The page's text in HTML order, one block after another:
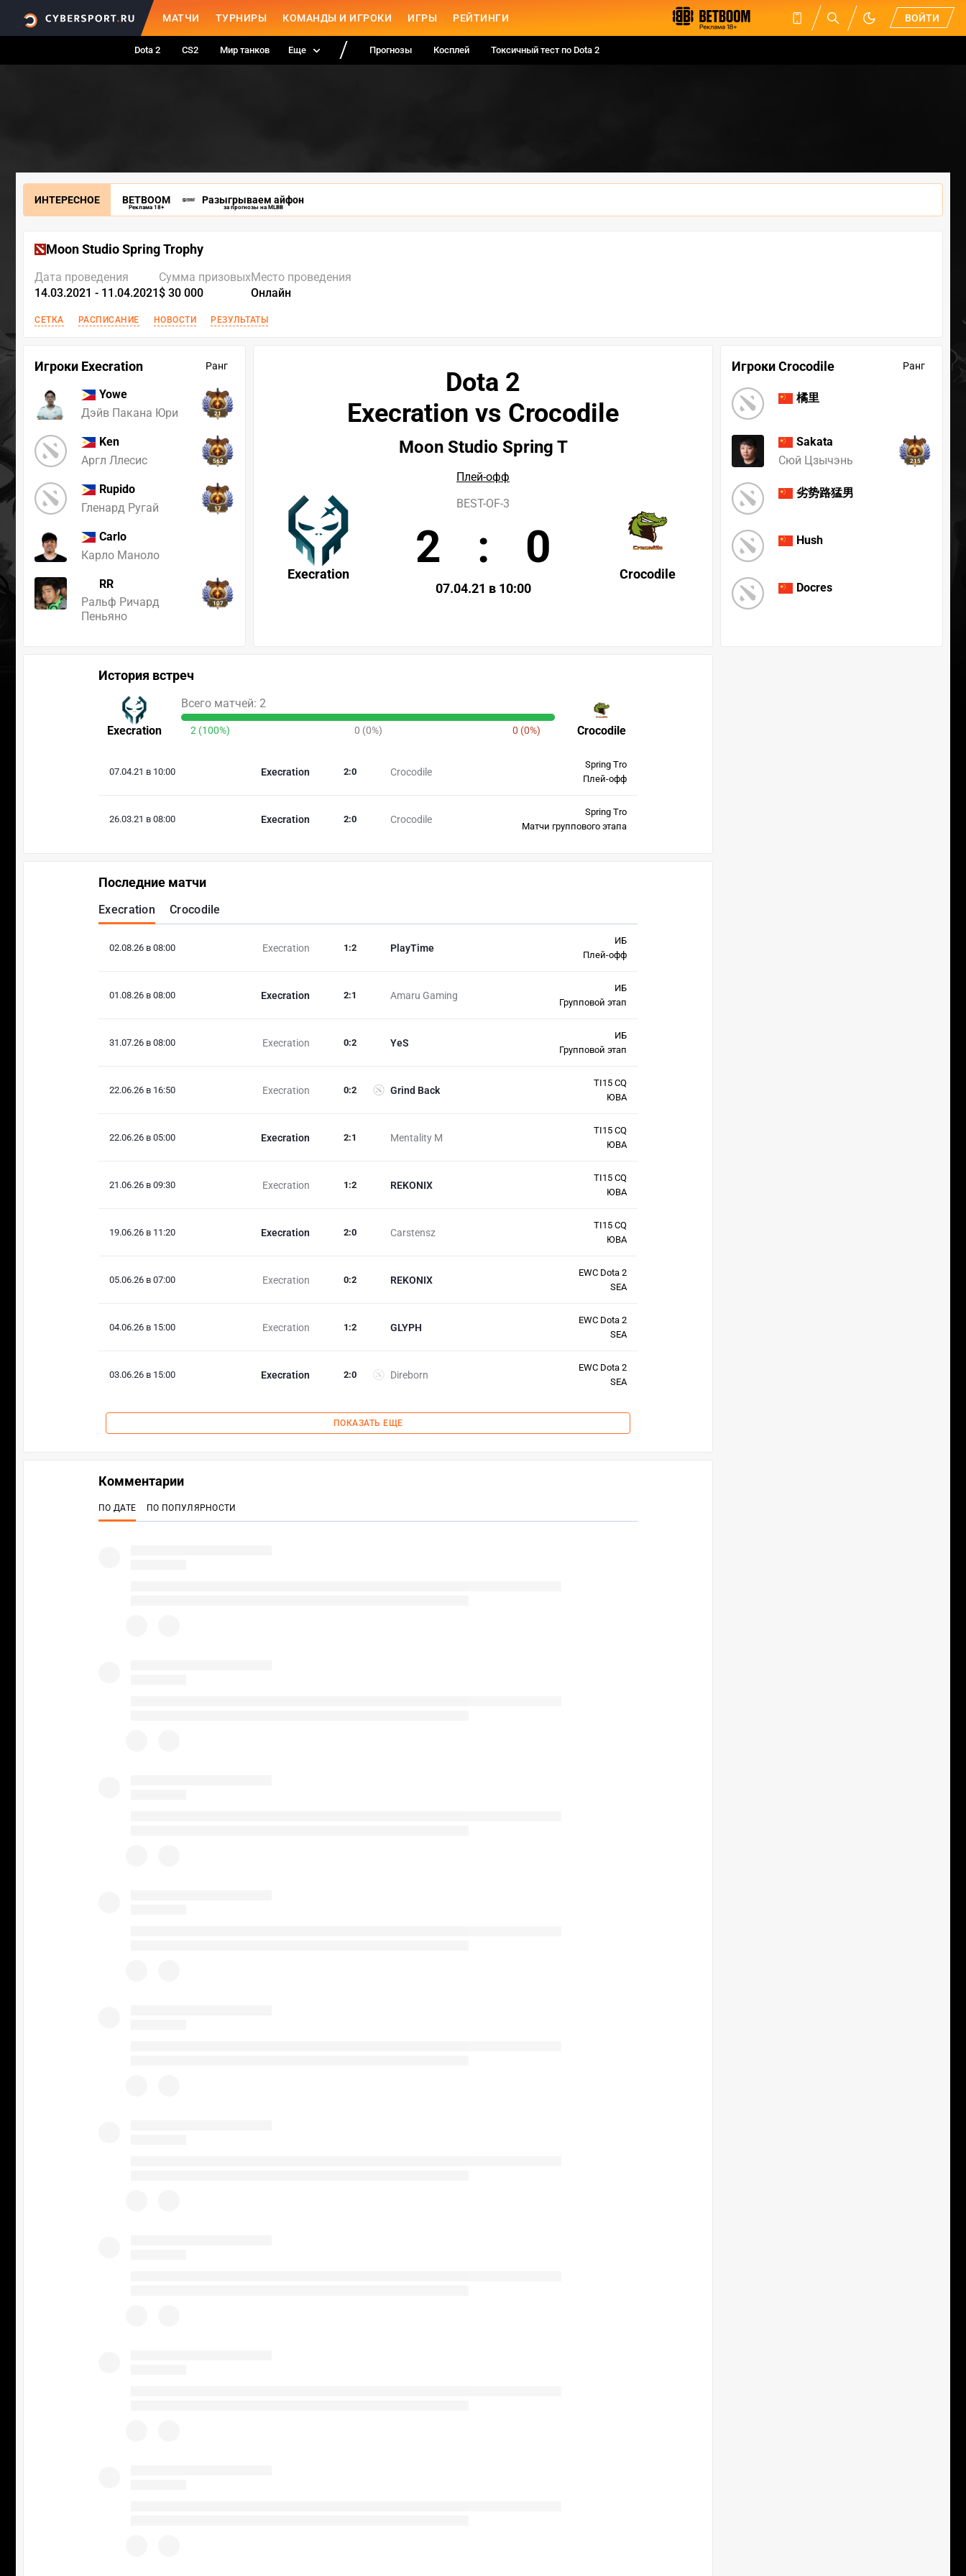
МАТЧИ ТУРНИРЫ КОМАНДЫ И ИГРОКИ ИГРЫ РЕЙТИНГИ ВОЙТИ
Dota 2 CS2 Мир танков Еще Прогнозы Косплей Токсичный тест по Dota 2
ИНТЕРЕСНОЕ BETBOOM
Реклама 18+
Разыгрываем айфон
за прогнозы на MLBB
Moon Studio Spring Trophy
Дата проведения
14.03.2021 - 11.04.2021
Сумма призовых
$ 30 000
Место проведения
Онлайн
СЕТКА РАСПИСАНИЕ НОВОСТИ РЕЗУЛЬТАТЫ
Игроки Execration Ранг
Yowe
Дэйв Пакана Юри
21
Ken
Аргл Ллесис
562
Rupido
Гленард Ругай
17
Carlo
Карло Маноло
RR
Ральф Ричард
Пеньяно
107
Игроки Crocodile Ранг
橘里
Sakata
Сюй Цзычэнь
215
劣势路猛男
Hush
Docres
Dota 2
Execration vs Crocodile
Moon Studio Spring T
Плей-офф
Execration Crocodile
BEST-OF-3
2 : 0
07.04.21 в 10:00
История встреч
Execration Crocodile
Всего матчей: 2
2 (100%) 0 (0%) 0 (0%)
07.04.21 в 10:00 Execration Crocodile
2:0
Spring Tro
Плей-офф
26.03.21 в 08:00 Execration Crocodile
2:0
Spring Tro
Матчи группового этапа
Последние матчи
Execration Crocodile
02.08.26 в 08:00 Execration PlayTime
1 :2
ИБ
Плей-офф
01.08.26 в 08:00 Execration Amaru Gaming
2:1
ИБ
Групповой этап
31.07.26 в 08:00 Execration YeS
0:2
ИБ
Групповой этап
22.06.26 в 16:50 Execration Grind Back
0:2
TI15 CQ
ЮВА
22.06.26 в 05:00 Execration Mentality M
2:1
TI15 CQ
ЮВА
21.06.26 в 09:30 Execration REKONIX
1 :2
TI15 CQ
ЮВА
19.06.26 в 11:20 Execration Carstensz
2:0
TI15 CQ
ЮВА
05.06.26 в 07:00 Execration REKONIX
0:2
EWC Dota 2
SEA
04.06.26 в 15:00 Execration GLYPH
1 :2
EWC Dota 2
SEA
03.06.26 в 15:00 Execration Direborn
2:0
EWC Dota 2
SEA
ПОКАЗАТЬ ЕЩЕ
Комментарии
ПО ДАТЕ ПО ПОПУЛЯРНОСТИ